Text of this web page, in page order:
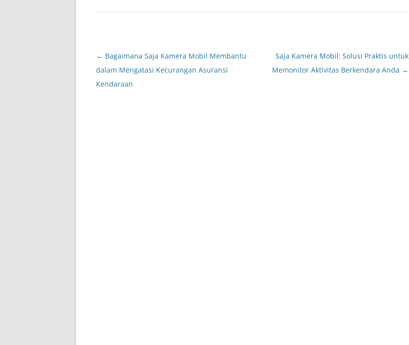
Post
navigation
← Bagaimana Saja Kamera Mobil Membantu
dalam Mengatasi Kecurangan Asuransi
Kendaraan
Saja Kamera Mobil: Solusi Praktis untuk
Memonitor Aktivitas Berkendara Anda →